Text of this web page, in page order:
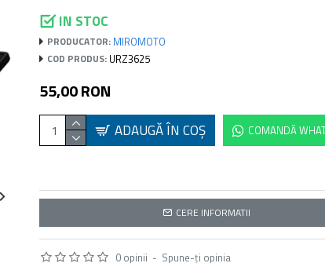
IN STOC
PRODUCATOR: MIROMOTO
COD PRODUS: URZ3625
0 opinii - Spune-ţi opinia
55,00 RON
ADAUGĂ ÎN COŞ COMANDĂ
CERE INFORMATII